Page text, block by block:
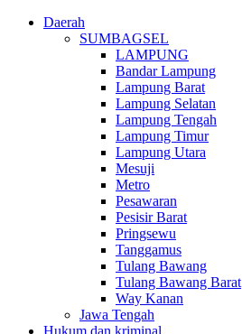
Daerah
SUMBAGSEL
LAMPUNG
Bandar Lampung
Lampung Barat
Lampung Selatan
Lampung Tengah
Lampung Timur
Lampung Utara
Mesuji
Metro
Pesawaran
Pesisir Barat
Pringsewu
Tanggamus
Tulang Bawang
Tulang Bawang Barat
Way Kanan
Jawa Tengah
Hukum dan kriminal